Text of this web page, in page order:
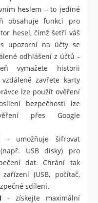
heslem – to jediné
obsahuje funkci pro
hesel, čímž šetří váš
upozorní na účty se
odhlášení z účtů -
vymažete historii
zavřete karty
lze použít ověření
bezpečnosti lze
přes Google
- umožňuje šifrovat
USB disky) pro
dat. Chrání tak
(USB, počítač,
sdílení.
- získejte maximální